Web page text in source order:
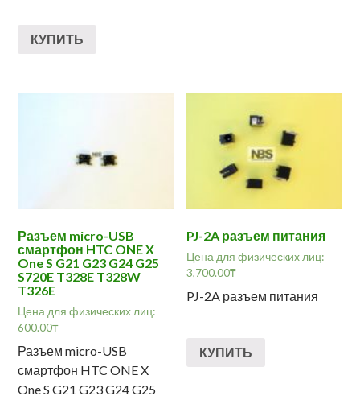
КУПИТЬ
Разъем micro-USB
смартфон HTC ONE X
One S G21 G23 G24 G25
S720E T328E T328W
T326E
Цена для физических лиц:
600.00₸
Разъем micro-USB
смартфон HTC ONE X
One S G21 G23 G24 G25
PJ-2A разъем питания
Цена для физических лиц:
3,700.00₸
PJ-2A разъем питания
КУПИТЬ